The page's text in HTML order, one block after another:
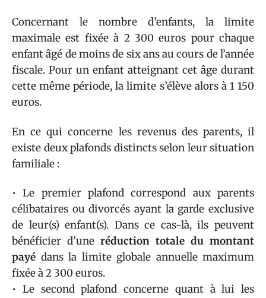
Concernant le nombre d’enfants, la limite
maximale est fixée à 2 300 euros pour chaque
enfant âgé de moins de six ans au cours de l’année
fiscale. Pour un enfant atteignant cet âge durant
cette même période, la limite s’élève alors à 1 150
euros.
En ce qui concerne les revenus des parents, il
existe deux plafonds distincts selon leur situation
familiale :
• Le premier plafond correspond aux parents
célibataires ou divorcés ayant la garde exclusive
de leur(s) enfant(s). Dans ce cas-là, ils peuvent
bénéficier d’une réduction totale du montant
payé dans la limite globale annuelle maximum
fixée à 2 300 euros.
• Le second plafond concerne quant à lui les